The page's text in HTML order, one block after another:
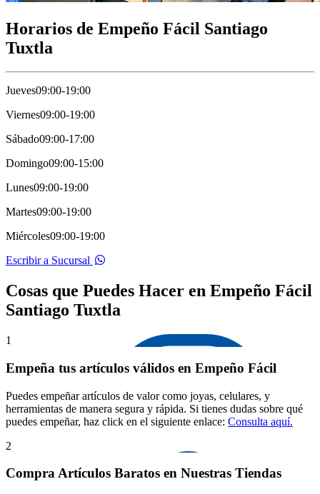
Horarios de Empeño Fácil Santiago
Tuxtla
Jueves09:00-19:00
Viernes09:00-19:00
Sábado09:00-17:00
Domingo09:00-15:00
Lunes09:00-19:00
Martes09:00-19:00
Miércoles09:00-19:00
Escribir a Sucursal
Cosas que Puedes Hacer en Empeño Fácil
Santiago Tuxtla
1
Empeña tus artículos válidos en Empeño Fácil
Puedes empeñar artículos de valor como joyas, celulares, y
herramientas de manera segura y rápida. Si tienes dudas sobre qué
puedes empeñar, haz click en el siguiente enlace: Consulta aquí.
2
Compra Artículos Baratos en Nuestras Tiendas